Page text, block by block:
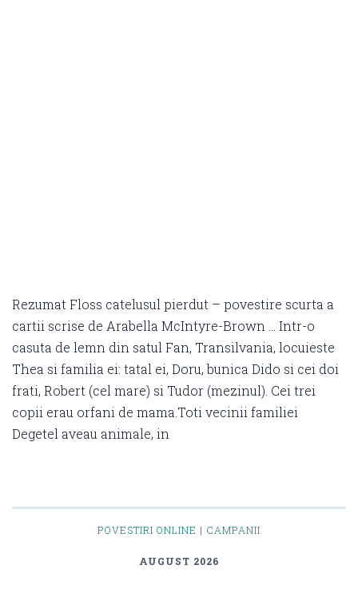
Rezumat Floss catelusul pierdut – povestire scurta a
cartii scrise de Arabella McIntyre-Brown … Intr-o
casuta de lemn din satul Fan, Transilvania, locuieste
Thea si familia ei: tatal ei, Doru, bunica Dido si cei doi
frati, Robert (cel mare) si Tudor (mezinul). Cei trei
copii erau orfani de mama.Toti vecinii familiei
Degetel aveau animale, in
POVESTIRI ONLINE | CAMPANII
AUGUST 2026